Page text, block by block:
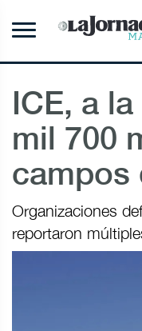
ICE, a
mil 700
campos
Organizaciones
reportaron